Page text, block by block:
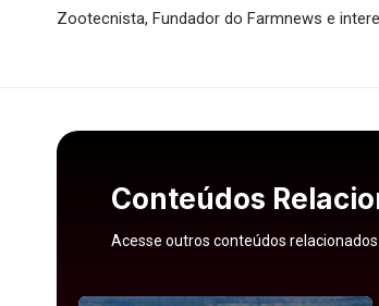
Zootecnista, Fundador do Farmnews e
Conteúdos
Acesse outros conteúdos